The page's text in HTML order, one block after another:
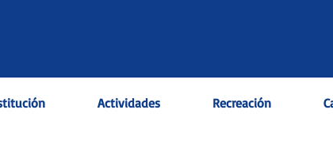
Actividades Recreación